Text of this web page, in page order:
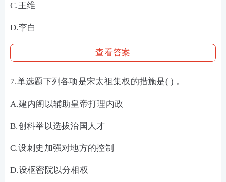
C.王维
D.李白
查看答案
7.单选题下列各项是宋太祖集权的措施是( ) 。
A.建内阁以辅助皇帝打理内政
B.创科举以选拔治国人才
C.设刺史加强对地方的控制
D.设枢密院以分相权